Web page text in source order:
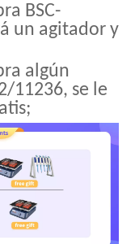
BSC-
un agitador y
algún
11236, se le